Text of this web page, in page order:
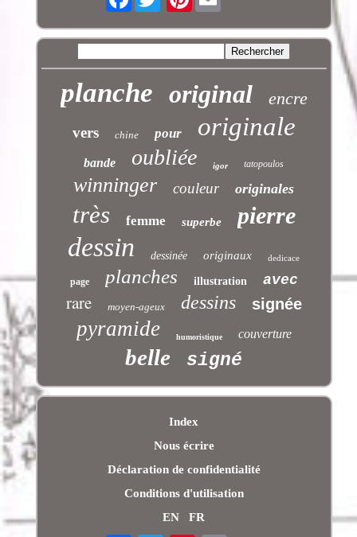
planche original encre
vers chine pour originale
bande oubliée igor tatopoulos
winninger couleur originales
très femme superbe pierre
dessin dessinée originaux dedicace
page planches illustration avec
rare moyen-ageux dessins signée
pyramide humoristique couverture
belle signé
Index
Nous écrire
Déclaration de confidentialité
Conditions d'utilisation
EN
FR